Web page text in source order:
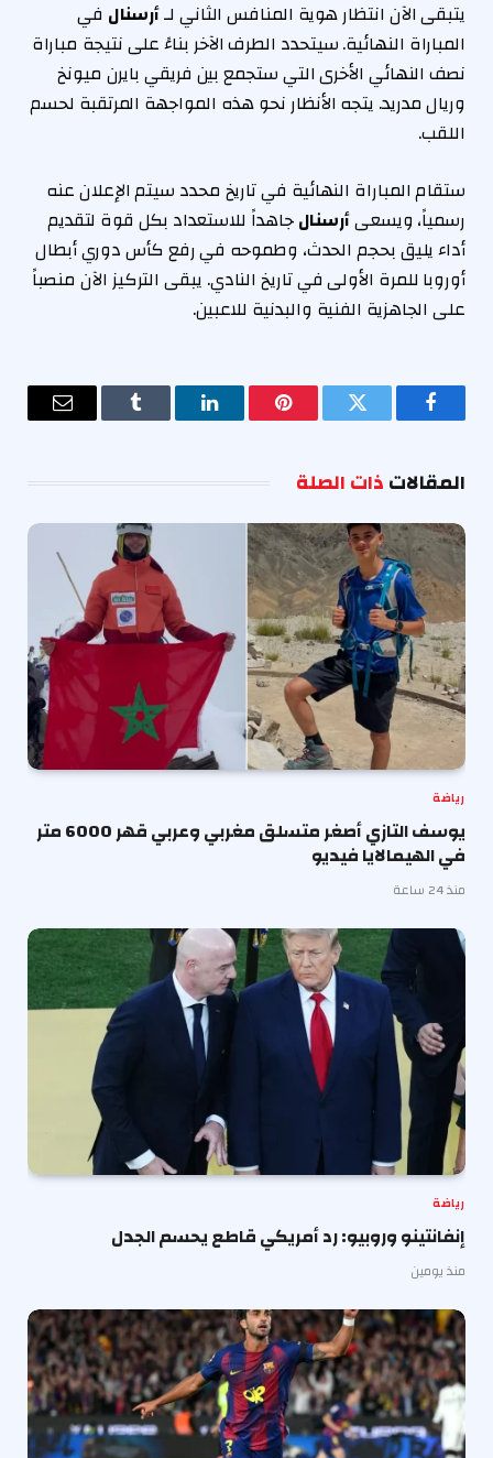
يتبقى الآن انتظار هوية المنافس الثاني لـأرسنال في
المباراة النهائية. سيتحدد الطرف الآخر بناءً على نتيجة مباراة
نصف النهائي الأخرى التي ستجمع بين فريقي بايرن ميونخ
وريال مدريد. يتجه الأنظار نحو هذه المواجهة المرتقبة لحسم
اللقب.
ستقام المباراة النهائية في تاريخ محدد سيتم الإعلان عنه
رسمياً، ويسعىأرسنالجاهداً للاستعداد بكل قوة لتقديم
أداء يليق بحجم الحدث، وطموحه في رفع كأس دوري أبطال
أوروبا للمرة الأولى في تاريخ النادي. يبقى التركيز الآن منصباً
على الجاهزية الفنية والبدنية للاعبين.
فيسبوك تويتر بينتيريستلينكدإن Tumblr
البريد
المقالاتذات الصلة
رياضة
يوسف التازي أصغر متسلق مغربي وعربي قهر 6000 متر
في الهيمالايا فيديو
منذ 24 ساعة
رياضة
إنفانتينو وروبيو: رد أمريكي قاطع يحسم الجدل
منذ يومين